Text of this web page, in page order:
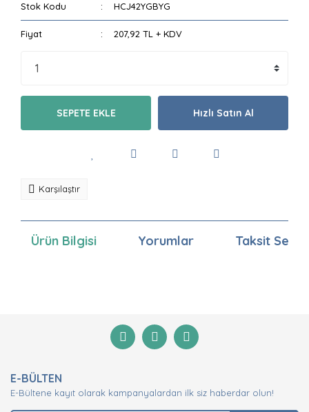
Stok Kodu HCJ42YGBYG
Fiyat 207,92 TL + KDV
SEPETE EKLE Hızlı Satın Al
Karşılaştır
Ürün Bilgisi Yorumlar Taksit
Yorum Yaz
Görüş ve önerileriniz için teşekkür ederiz.
Ürün açıklamasında eksik bilgiler bulunuyor.
Ürün bilgilerinde hatalar bulunuyor.
E-BÜLTEN
E-Bültene kayıt olarak kampanyalardan ilk siz haberdar olun!